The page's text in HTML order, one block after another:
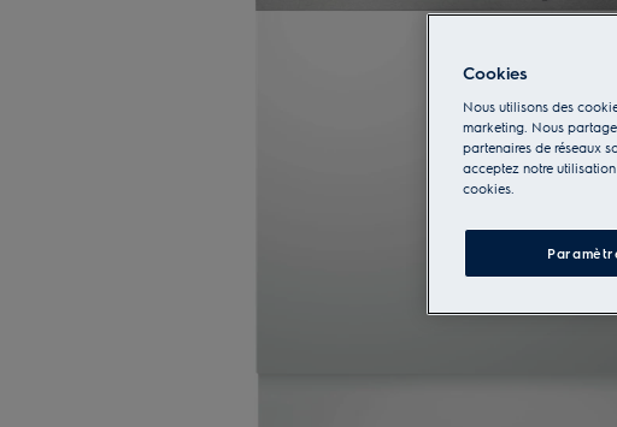
Cookies
Nous utilisons des
marketing. Nous
partenaires de réseaux
acceptez notre
cookies.